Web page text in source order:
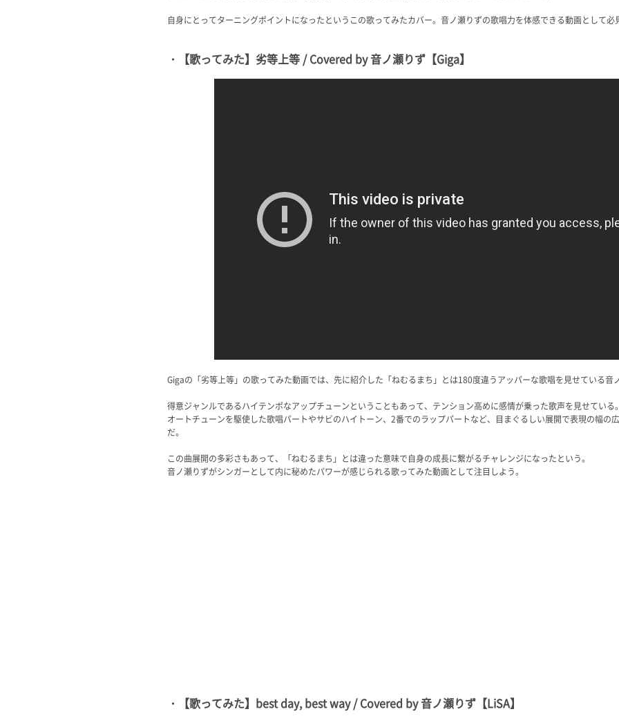
自身にとってターニングポイントになったというこの歌ってみたカバー。音ノ瀬りずの歌唱力を体感できる動画として必
・【歌ってみた】劣等上等 / Covered by 音ノ瀬りず【Giga】
Gigaの「劣等上等」の歌ってみた動画では、先に紹介した「ねむるまち」とは180度違うアッパーな歌唱を見せている音
得意ジャンルであるハイテンポなアップチューンということもあって、テンション高めに感情が乗った歌声を見せている
オートチューンを駆使した歌唱パートやサビのハイトーン、2番でのラップパートなど、目まぐるしい展開で表現の幅の
だ。
この曲展開の多彩さもあって、「ねむるまち」とは違った意味で自身の成長に繋がるチャレンジになったという。
音ノ瀬りずがシンガーとして内に秘めたパワーが感じられる歌ってみた動画として注目しよう。
・【歌ってみた】best day, best way / Covered by 音ノ瀬りず【LiSA】